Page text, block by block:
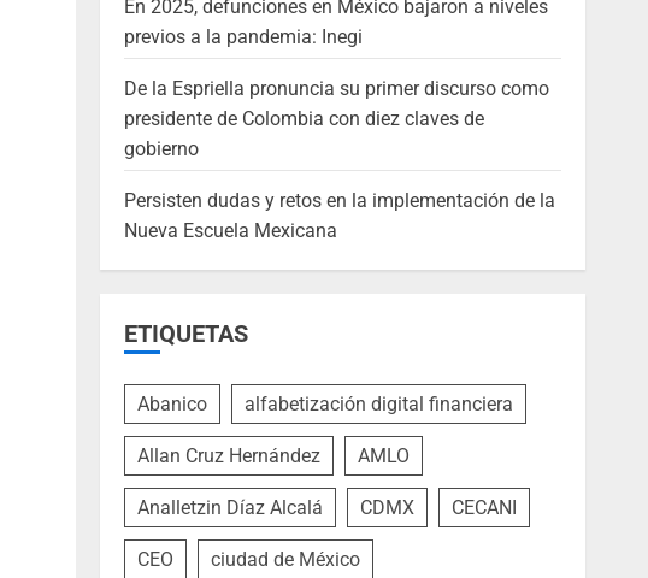
En 2025, defunciones en México bajaron a niveles
previos a la pandemia: Inegi
De la Espriella pronuncia su primer discurso como
presidente de Colombia con diez claves de
gobierno
Persisten dudas y retos en la implementación de la
Nueva Escuela Mexicana
ETIQUETAS
Abanico alfabetización digital financiera
Allan Cruz Hernández AMLO
Analletzin Díaz Alcalá CDMX CECANI
CEO ciudad de México